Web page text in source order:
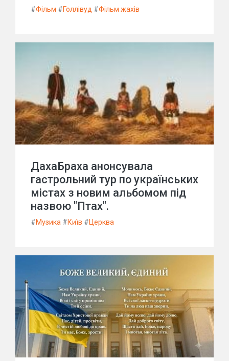
#Фільм #Голлівуд #Фільм жахів
ДахаБраха анонсувала
гастрольний тур по українських
містах з новим альбомом під
назвою "Птах".
#Музика #Київ #Церква